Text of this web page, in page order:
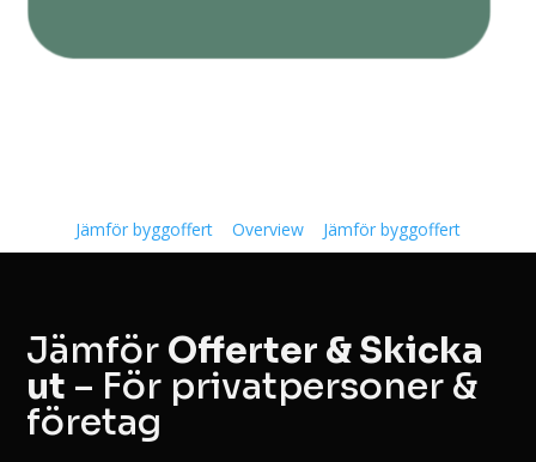
Jämför byggoffert Overview Jämför byggoffert
Jämför Offerter & Skicka
ut – För privatpersoner &
företag